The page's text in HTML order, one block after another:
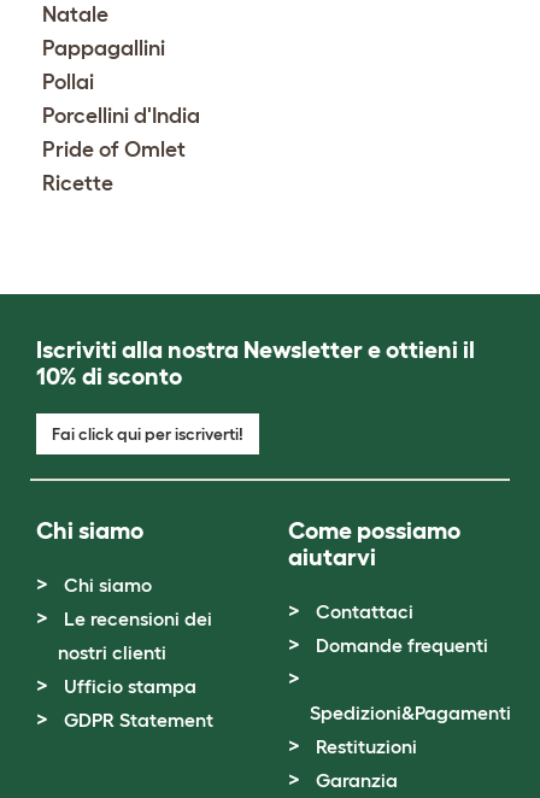
Natale
Pappagallini
Pollai
Porcellini d'India
Pride of Omlet
Ricette
Iscriviti alla nostra Newsletter e ottieni il
10% di sconto
Fai click qui per iscriverti!
Chi siamo
Chi siamo
Le recensioni dei
nostri clienti
Ufficio stampa
GDPR Statement
Come possiamo
aiutarvi
Contattaci
Domande frequenti
Spedizioni&Pagamenti
Restituzioni
Garanzia